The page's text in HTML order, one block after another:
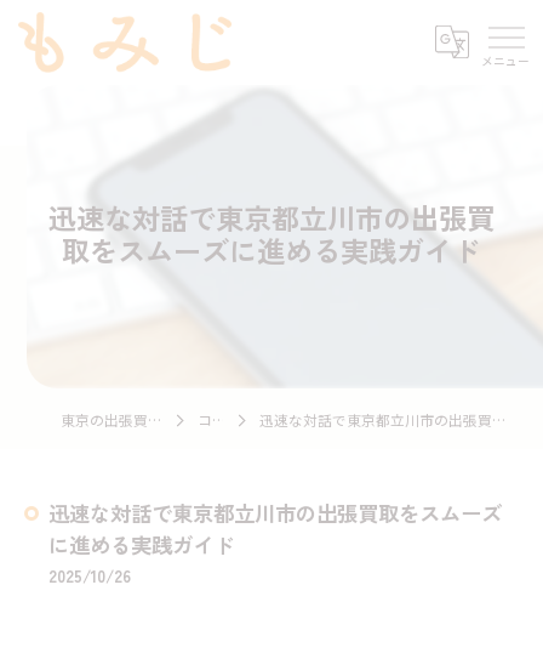
迅速な対話で東京都立川市の出張買
取をスムーズに進める実践ガイド
東京の出張買取ならもみじ コラム 迅速な対話で東京都立川市の出張買取をスムーズに進める実践ガイド
迅速な対話で東京都立川市の出張買取をスムーズ
に進める実践ガイド
2025/10/26